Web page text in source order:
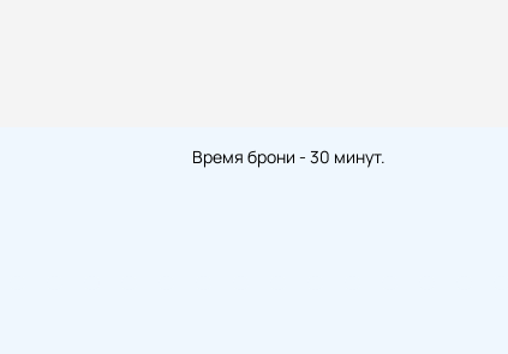
Время брони - 30 минут.